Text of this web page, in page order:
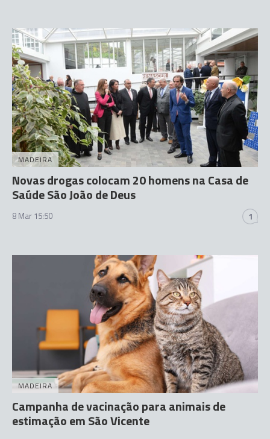
MADEIRA
Novas drogas colocam 20 homens na Casa de
Saúde São João de Deus
8 Mar 15:50 1
MADEIRA
Campanha de vacinação para animais de
estimação em São Vicente